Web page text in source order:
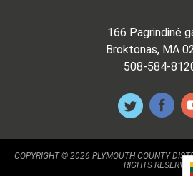
166 Pagrindinė
Broktonas, MA
508-584-
COPYRIGHT © 2026 PLYMOUTH COUNTY
RIGHTS